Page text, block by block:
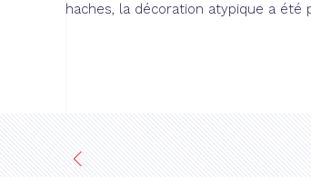
haches, la décoration atypique a été